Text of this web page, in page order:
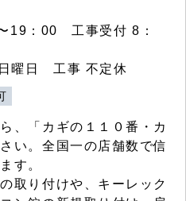
19：00 工事受付 8：
曜日 工事 不定休
、「カギの１１０番・カ
い。全国一の店舗数で信
す。
取り付けや、キーレック